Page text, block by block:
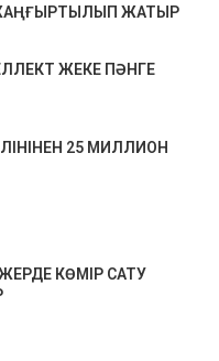
ЖАҢҒЫРТЫЛЫП ЖАТЫР
ЖЕКЕ ПӘНГЕ
25 МИЛЛИОН
КӨМІР САТУ